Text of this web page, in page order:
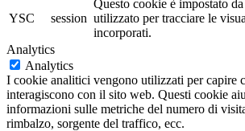
YSC session
Questo cookie è impostato
utilizzato per tracciare le
incorporati.
Analytics
Analytics
I cookie analitici vengono utilizzati per capire
interagiscono con il sito web. Questi cookie
informazioni sulle metriche del numero di
rimbalzo, sorgente del traffico, ecc.